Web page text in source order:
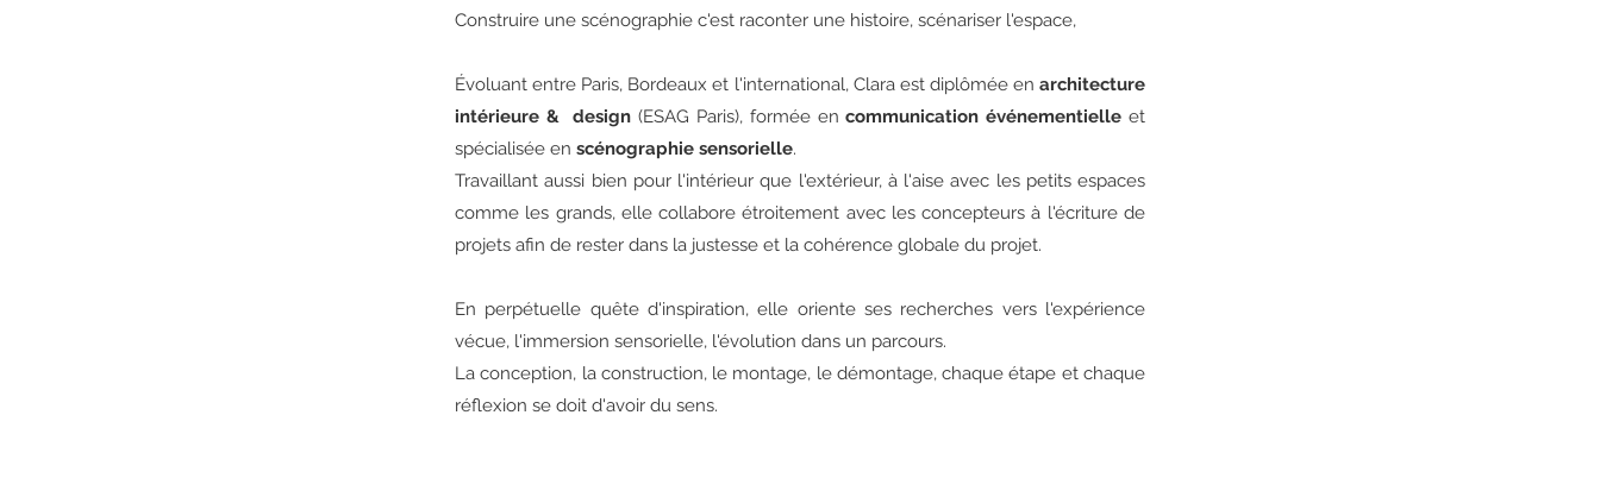
Construire une scénographie c'est raconter une histoire, scénariser l'espace,
Évoluant entre Paris, Bordeaux et l'international, Clara est diplômée en architecture
intérieure & design (ESAG Paris), formée encommunication événementielle et
spécialisée en scénographie sensorielle.
Travaillant aussi bien pour l'intérieur que l'extérieur, à l'aise avec les petits espaces
comme les grands, elle collabore étroitement avec les concepteurs à l'écriture de
projets afin de rester dans la justesse et la cohérence globale du projet.
En perpétuelle quête d'inspiration, elle oriente ses recherches vers l'expérience
vécue, l'immersion sensorielle, l'évolution dans un parcours.
La conception, la construction, le montage, le démontage, chaque étape et chaque
réflexion se doit d'avoir du sens.